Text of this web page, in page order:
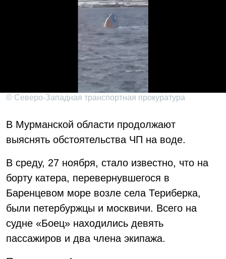
© Северо-Западная транспортная прокуратура
В Мурманской области продолжают
выяснять обстоятельства ЧП на воде.
В среду, 27 ноября, стало известно, что на
борту катера, перевернувшегося в
Баренцевом море возле села Териберка,
были петербуржцы и москвичи. Всего на
судне «Боец» находились девять
пассажиров и два члена экипажа.